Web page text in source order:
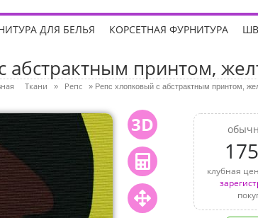
ДЛЯ БЕЛЬЯ КОРСЕТНАЯ ФУРНИТУРА
абстрактным принтом,
Ткани » Репс » Репс хлопковый с абстрактным принтом,
3D
клубная